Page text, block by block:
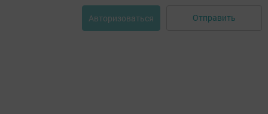
Авторизоваться Отправить